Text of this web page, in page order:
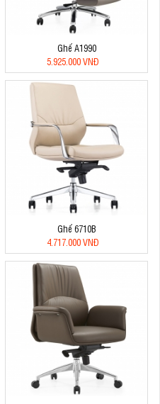
Ghế A1990
5.925.000 VNĐ
Ghế 6710B
4.717.000 VNĐ